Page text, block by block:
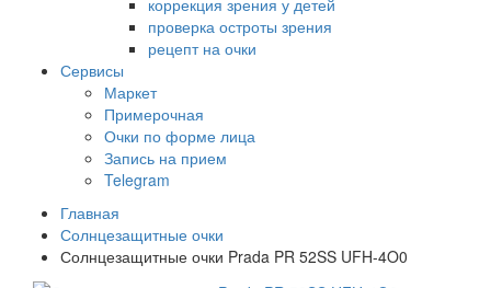
коррекция зрения у детей
проверка остроты зрения
рецепт на очки
Сервисы
Маркет
Примерочная
Очки по форме лица
Запись на прием
Telegram
Главная
Солнцезащитные очки
Солнцезащитные очки Prada PR 52SS UFH-4O0